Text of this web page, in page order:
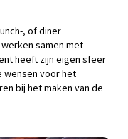
, of diner
samen met
heeft zijn eigen sfeer
wensen voor het
bij het maken van de